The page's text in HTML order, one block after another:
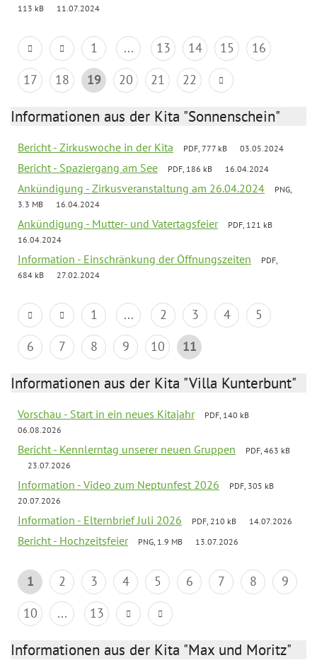
113 kB
11.07.2024
1 ... 13 14 15
16
17
18 19 20 21 22
Informationen aus der Kita "Sonnenschein"
Bericht - Zirkuswoche in der Kita PDF, 777 kB 03.05.2024
Bericht - Spaziergang am See PDF, 186 kB 16.04.2024
Ankündigung - Zirkusveranstaltung am 26.04.2024
PNG,
3.3 MB
16.04.2024
Ankündigung - Mutter- und Vatertagsfeier
PDF, 121 kB
16.04.2024
Information - Einschränkung der Öffnungszeiten
PDF,
684 kB
27.02.2024
1 ... 2 3 4
5
6
7 8 9 10 11
Informationen aus der Kita "Villa Kunterbunt"
Vorschau - Start in ein neues Kitajahr
PDF, 140 kB
06.08.2026
Bericht - Kennlerntag unserer neuen Gruppen
PDF, 463 kB
23.07.2026
Information - Video zum Neptunfest 2026
PDF, 305 kB
20.07.2026
Information - Elternbrief Juli 2026 PDF, 210 kB 14.07.2026
Bericht - Hochzeitsfeier PNG, 1.9 MB 13.07.2026
1 2 3 4 5 6 7 8
9
10
... 13
Informationen aus der Kita "Max und Moritz"